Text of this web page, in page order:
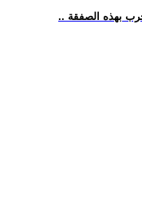
بهذه الصفقة